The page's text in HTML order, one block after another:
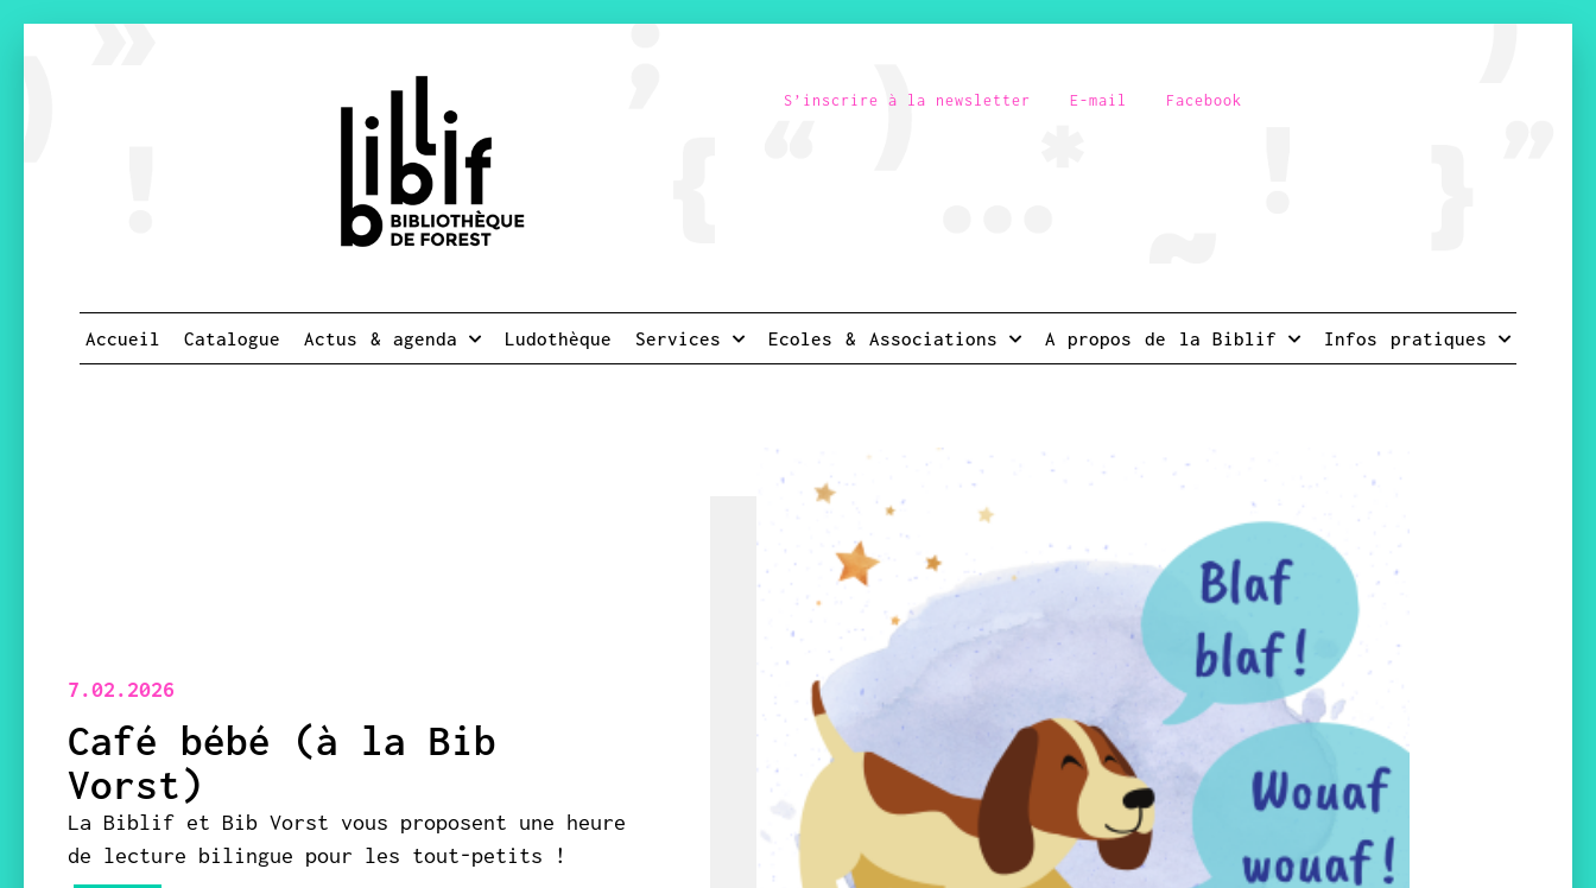
S’inscrire à la newsletter E-mail Facebook
Accueil Catalogue Actus & agenda Ludothèque Services Ecoles & Associations A propos de la Biblif Infos pratiques
7.02.2026
Café bébé (à la Bib
Vorst)
La Biblif et Bib Vorst vous proposent une heure
de lecture bilingue pour les tout-petits !